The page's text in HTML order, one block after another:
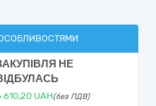
ОСОБЛИВОСТЯМИ
НЕ
610,20 UAH(без ПДВ)